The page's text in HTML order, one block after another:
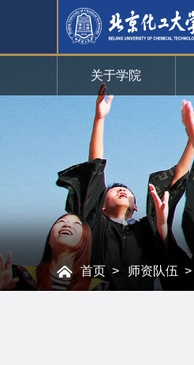
关于学院
首页 师资队伍